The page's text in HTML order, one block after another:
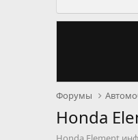
Форумы
Honda